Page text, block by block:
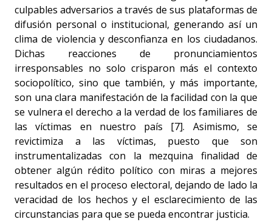
culpables adversarios a través de sus plataformas de
difusión personal o institucional, generando así un
clima de violencia y desconfianza en los ciudadanos.
Dichas reacciones de pronunciamientos
irresponsables no solo crisparon más el contexto
sociopolítico, sino que también, y más importante,
son una clara manifestación de la facilidad con la que
se vulnera el derecho a la verdad de los familiares de
las víctimas en nuestro país [7]. Asimismo, se
revictimiza a las víctimas, puesto que son
instrumentalizadas con la mezquina finalidad de
obtener algún rédito político con miras a mejores
resultados en el proceso electoral, dejando de lado la
veracidad de los hechos y el esclarecimiento de las
circunstancias para que se pueda encontrar justicia.